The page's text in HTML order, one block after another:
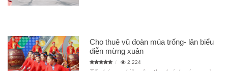
Cho thuê vũ đoàn múa trống- lân biểu
diễn mừng xuân
2,224